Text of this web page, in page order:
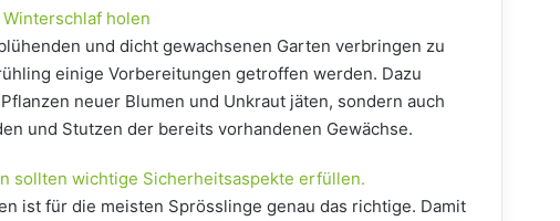
holen
und dicht gewachsenen Garten verbringen zu
einige Vorbereitungen getroffen werden. Dazu
neuer Blumen und Unkraut jäten, sondern auch
und Stutzen der bereits vorhandenen Gewächse.
sollten wichtige Sicherheitsaspekte erfüllen.
ist für die meisten Sprösslinge genau das richtige. Damit